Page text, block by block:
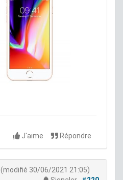
J'aime Répondre
(modifié 30/06/2021 21:05)